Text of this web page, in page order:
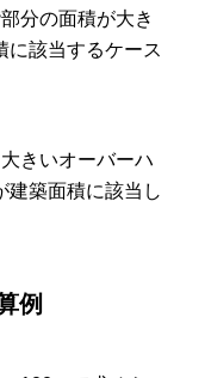
分の面積が大き
に該当するケース
きいオーバーハ
建築面積に該当し
例